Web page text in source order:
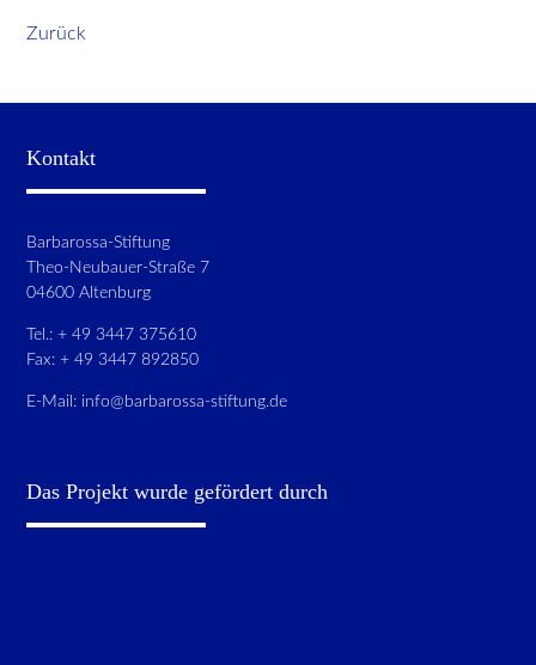
Zurück
Kontakt
Barbarossa-Stiftung
Theo-Neubauer-Straße 7
04600 Altenburg
Tel.: + 49 3447 375610
Fax: + 49 3447 892850
E-Mail: info@barbarossa-stiftung.de
Das Projekt wurde gefördert durch